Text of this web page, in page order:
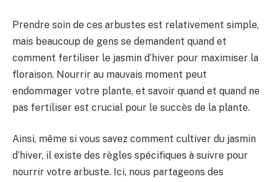
Prendre soin de ces arbustes est relativement simple,
mais beaucoup de gens se demandent quand et
comment fertiliser le jasmin d’hiver pour maximiser la
floraison. Nourrir au mauvais moment peut
endommager votre plante, et savoir quand et quand ne
pas fertiliser est crucial pour le succès de la plante.
Ainsi, même si vous savez comment cultiver du jasmin
d’hiver, il existe des règles spécifiques à suivre pour
nourrir votre arbuste. Ici, nous partageons des